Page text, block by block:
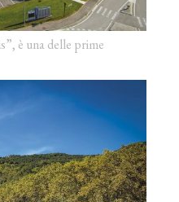
è una delle prime